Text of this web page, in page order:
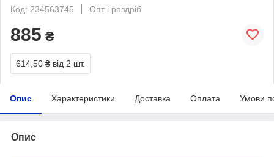
Код: 234563745
Опт і роздріб
885 ₴
614,50 ₴ від 2 шт.
Опис Характеристики Доставка Оплата Умови
Опис